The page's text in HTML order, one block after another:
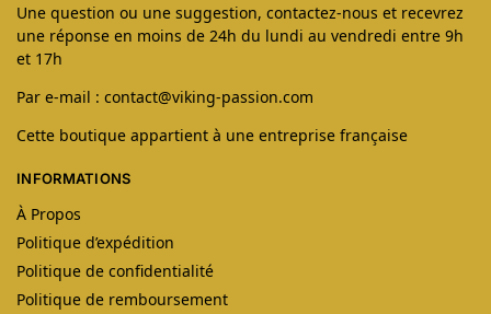
Une question ou une suggestion, contactez-nous et recevrez
une réponse en moins de 24h du lundi au vendredi entre 9h
et 17h
Par e-mail : contact@viking-passion.com
Cette boutique appartient à une entreprise française
INFORMATIONS
À Propos
Politique d’expédition
Politique de confidentialité
Politique de remboursement